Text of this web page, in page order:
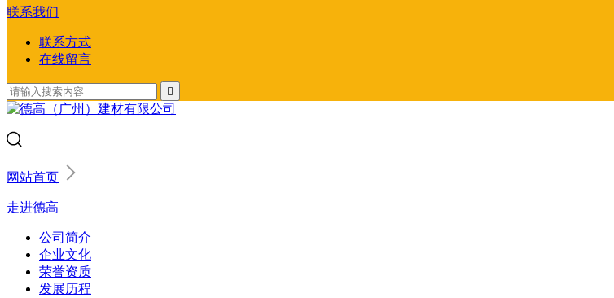
联系我们
联系方式
在线留言

网站首页
走进德高
公司简介
企业文化
荣誉资质
发展历程